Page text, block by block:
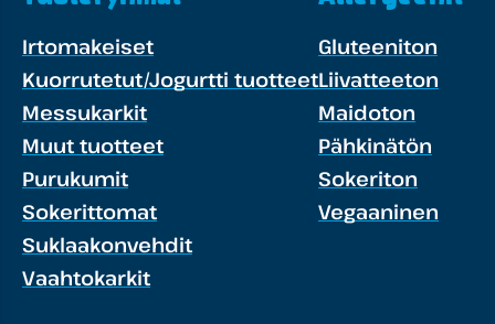
Irtomakeiset
Kuorrutetut/Jogurtti tuotteet
Messukarkit
Muut tuotteet
Purukumit
Sokerittomat
Suklaakonvehdit
Vaahtokarkit
Gluteeniton
Liivatteeton
Maidoton
Pähkinätön
Sokeriton
Vegaaninen